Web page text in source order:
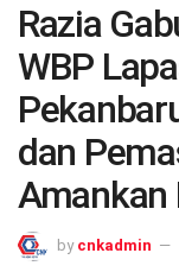
Razia
WBP
dan
Amankan
by cnkadmin